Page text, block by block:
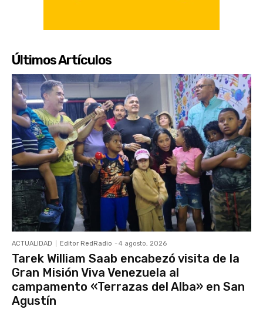
Últimos Artículos
ACTUALIDAD Editor RedRadio - 4 agosto, 2026
Tarek William Saab encabezó visita de la
Gran Misión Viva Venezuela al
campamento «Terrazas del Alba» en San
Agustín